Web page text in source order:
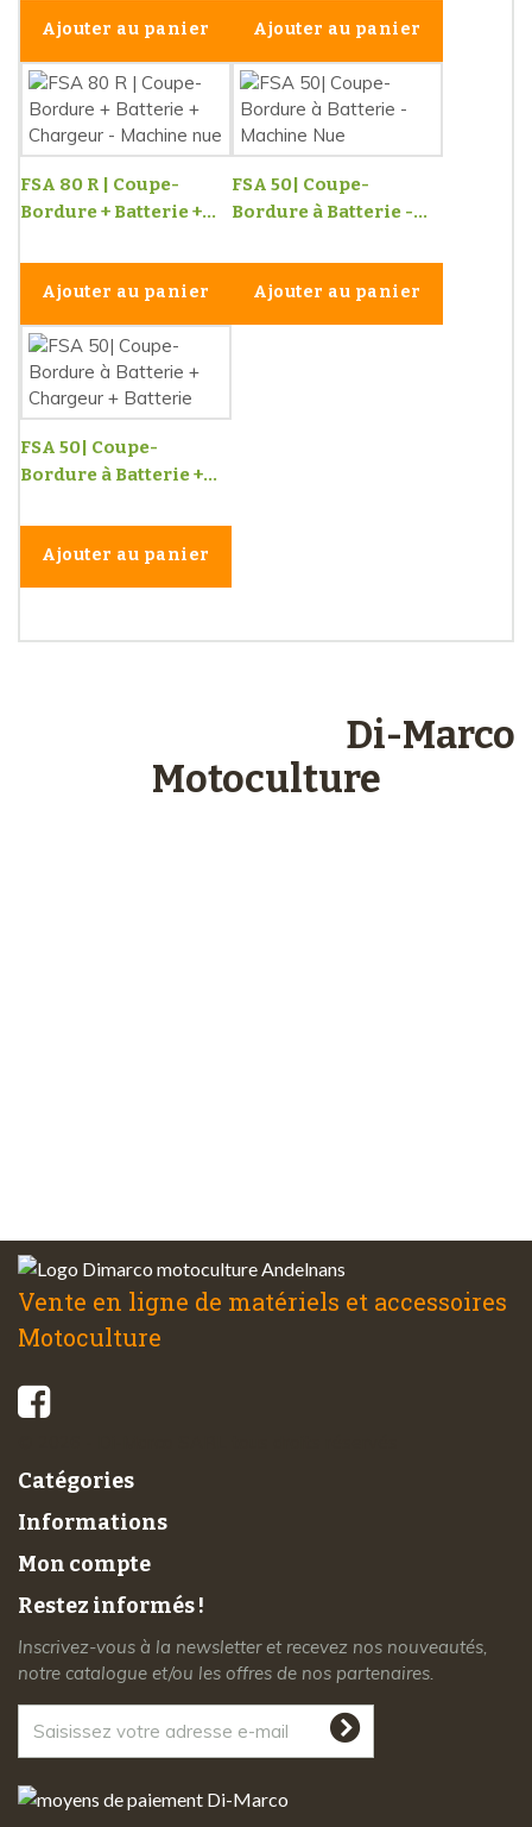
Ajouter au panier Ajouter au panier
FSA 80 R | Coupe-
Bordure + Batterie +...
Ajouter au panier
FSA 50| Coupe-
Bordure à Batterie -...
Ajouter au panier
FSA 50| Coupe-
Bordure à Batterie +...
Ajouter au panier
Di-Marco
Motoculture
Vente en ligne de matériels et accessoires
Motoculture
Catégories
Informations
Mon compte
Restez informés !
Inscrivez-vous à la newsletter et recevez nos nouveautés,
notre catalogue et/ou les offres de nos partenaires.